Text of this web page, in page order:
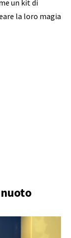
un kit di
la loro magia